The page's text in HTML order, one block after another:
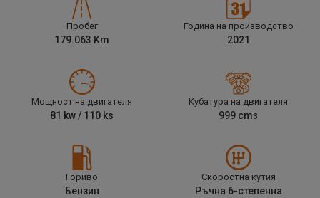
Пробег
179.063 Km
Година на производство
2021
Мощност на двигателя
81 kw / 110 ks
Кубатура на двигателя
999 cm3
Гориво
Бензин
Скоростна кутия
Ръчна 6-степенна